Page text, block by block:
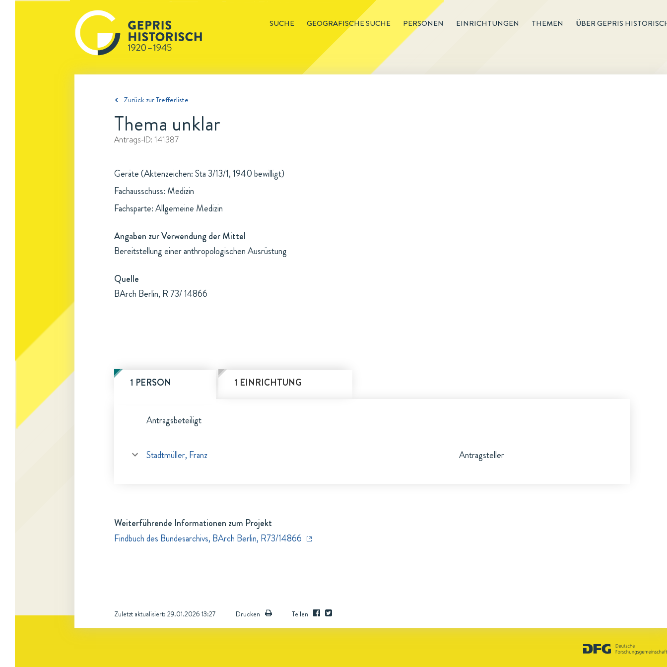
SUCHE GEOGRAFISCHE SUCHE PERSONEN EINRICHTUNGEN THEMEN ÜBER GEPRIS
Zurück zur Trefferliste
Thema unklar
Antrags-ID: 141387
Geräte (Aktenzeichen: Sta 3/13/1, 1940 bewilligt)
Fachausschuss: Medizin
Fachsparte: Allgemeine Medizin
Angaben zur Verwendung der Mittel
Bereitstellung einer anthropologischen Ausrüstung
Quelle
BArch Berlin, R 73/ 14866
1 PERSON 1 EINRICHTUNG
Antragsbeteiligt
Stadtmüller, Franz Antragsteller
Weiterführende Informationen zum Projekt
Findbuch des Bundesarchivs, BArch Berlin, R73/14866
Zuletzt aktualisiert: 29.01.2026 13:27 Drucken Teilen